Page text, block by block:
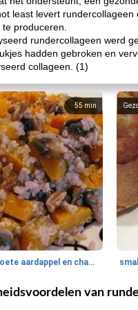
least levert
produceren.
rundercollageen werd
hadden gebroken en
collageen. (1)
55 min
quinoa met zoete aardappel en champignons
van